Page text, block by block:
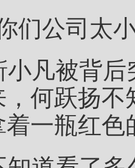
公司太小
被背后
，何跃扬不
着一瓶红色